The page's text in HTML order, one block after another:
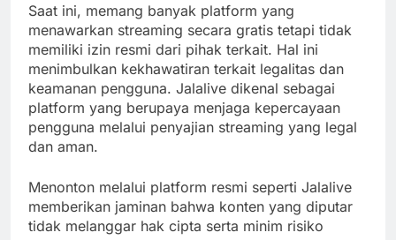
Saat ini, memang banyak platform yang
menawarkan streaming secara gratis tetapi tidak
memiliki izin resmi dari pihak terkait. Hal ini
menimbulkan kekhawatiran terkait legalitas dan
keamanan pengguna. Jalalive dikenal sebagai
platform yang berupaya menjaga kepercayaan
pengguna melalui penyajian streaming yang legal
dan aman.
Menonton melalui platform resmi seperti Jalalive
memberikan jaminan bahwa konten yang diputar
tidak melanggar hak cipta serta minim risiko